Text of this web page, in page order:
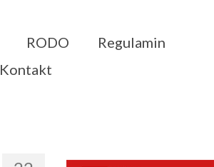
RODO
Regulamin
Kontakt